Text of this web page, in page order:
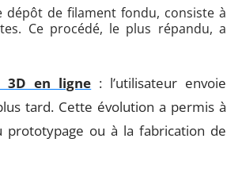
dépôt de filament fondu, consiste à
Ce procédé, le plus répandu, a
3D en ligne : l’utilisateur envoie
tard. Cette évolution a permis à
prototypage ou à la fabrication de